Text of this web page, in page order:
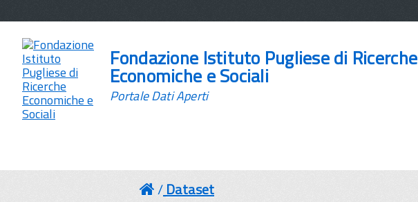
Fondazione Istituto Pugliese di Ricerche
Economiche e Sociali
Portale Dati Aperti
Dataset